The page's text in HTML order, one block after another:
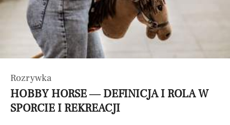
Rozrywka
HOBBY HORSE — DEFINICJA I ROLA W
SPORCIE I REKREACJI